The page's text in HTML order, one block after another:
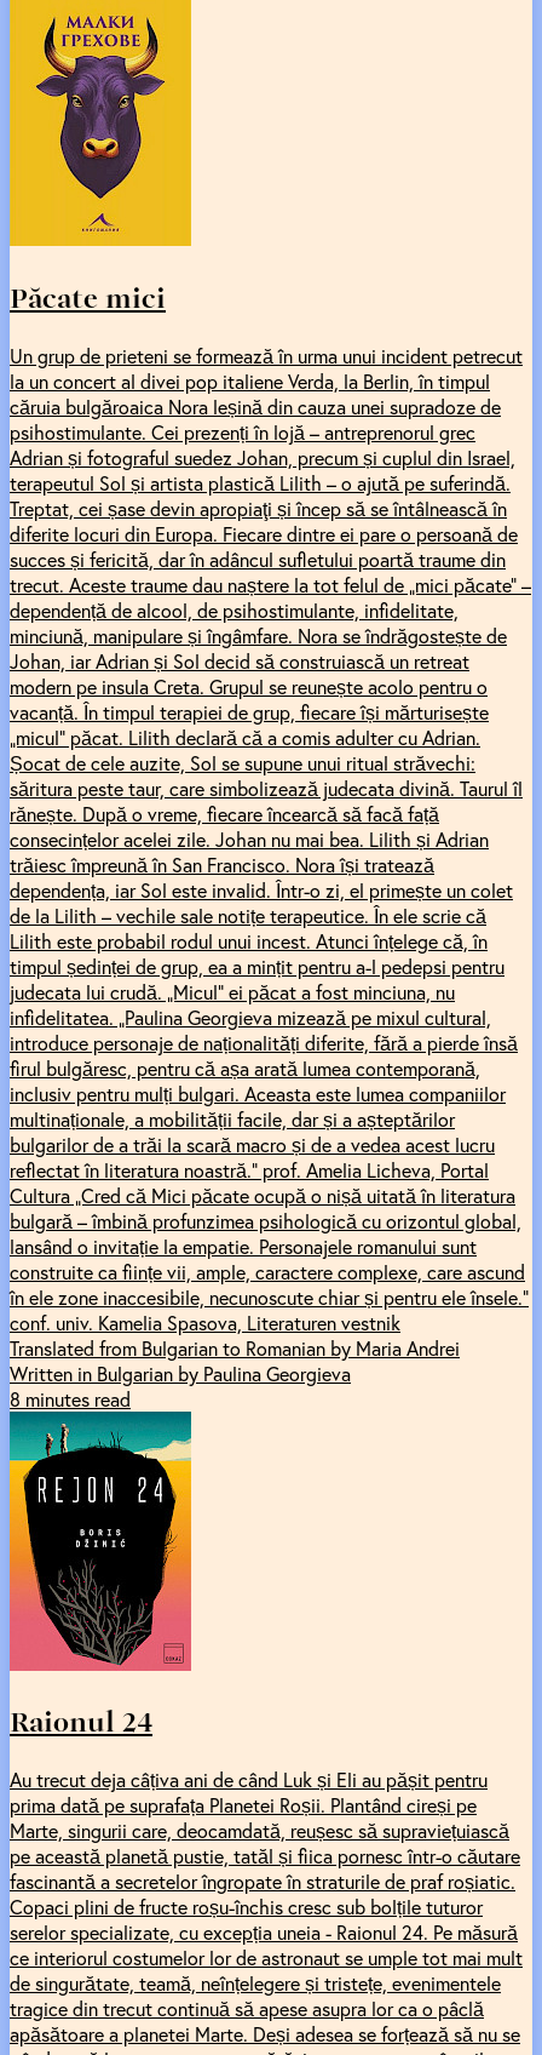
Păcate mici
Un grup de prieteni se formează în urma unui incident petrecut
la un concert al divei pop italiene Verda, la Berlin, în timpul
căruia bulgăroaica Nora leșină din cauza unei supradoze de
psihostimulante. Cei prezenți în lojă – antreprenorul grec
Adrian și fotograful suedez Johan, precum și cuplul din Israel,
terapeutul Sol și artista plastică Lilith – o ajută pe suferindă.
Treptat, cei șase devin apropiaţi și încep să se întâlnească în
diferite locuri din Europa. Fiecare dintre ei pare o persoană de
succes și fericită, dar în adâncul sufletului poartă traume din
trecut. Aceste traume dau naștere la tot felul de „mici păcate” –
dependență de alcool, de psihostimulante, infidelitate,
minciună, manipulare și îngâmfare. Nora se îndrăgostește de
Johan, iar Adrian și Sol decid să construiască un retreat
modern pe insula Creta. Grupul se reunește acolo pentru o
vacanță. În timpul terapiei de grup, fiecare își mărturisește
„micul” păcat. Lilith declară că a comis adulter cu Adrian.
Șocat de cele auzite, Sol se supune unui ritual străvechi:
săritura peste taur, care simbolizează judecata divină. Taurul îl
rănește. După o vreme, fiecare încearcă să facă față
consecințelor acelei zile. Johan nu mai bea. Lilith și Adrian
trăiesc împreună în San Francisco. Nora își tratează
dependența, iar Sol este invalid. Într-o zi, el primește un colet
de la Lilith – vechile sale notițe terapeutice. În ele scrie că
Lilith este probabil rodul unui incest. Atunci înțelege că, în
timpul ședinței de grup, ea a mințit pentru a-l pedepsi pentru
judecata lui crudă. „Micul” ei păcat a fost minciuna, nu
infidelitatea. „Paulina Georgieva mizează pe mixul cultural,
introduce personaje de naționalități diferite, fără a pierde însă
firul bulgăresc, pentru că așa arată lumea contemporană,
inclusiv pentru mulți bulgari. Aceasta este lumea companiilor
multinaționale, a mobilității facile, dar și a așteptărilor
bulgarilor de a trăi la scară macro și de a vedea acest lucru
reflectat în literatura noastră.” prof. Amelia Licheva, Portal
Cultura „Cred că Mici păcate ocupă o nișă uitată în literatura
bulgară – îmbină profunzimea psihologică cu orizontul global,
lansând o invitație la empatie. Personajele romanului sunt
construite ca ființe vii, ample, caractere complexe, care ascund
în ele zone inaccesibile, necunoscute chiar și pentru ele însele.”
conf. univ. Kamelia Spasova, Literaturen vestnik
Translated from Bulgarian to Romanian by Maria Andrei
Written in Bulgarian by Paulina Georgieva
8 minutes read
Raionul 24
Au trecut deja câțiva ani de când Luk și Eli au pășit pentru
prima dată pe suprafața Planetei Roșii. Plantând cireși pe
Marte, singurii care, deocamdată, reușesc să supraviețuiască
pe această planetă pustie, tatăl și fiica pornesc într-o căutare
fascinantă a secretelor îngropate în straturile de praf roșiatic.
Copaci plini de fructe roșu-închis cresc sub bolțile tuturor
serelor specializate, cu excepția uneia - Raionul 24. Pe măsură
ce interiorul costumelor lor de astronaut se umple tot mai mult
de singurătate, teamă, neînțelegere și tristețe, evenimentele
tragice din trecut continuă să apese asupra lor ca o pâclă
apăsătoare a planetei Marte. Deși adesea se forțează să nu se